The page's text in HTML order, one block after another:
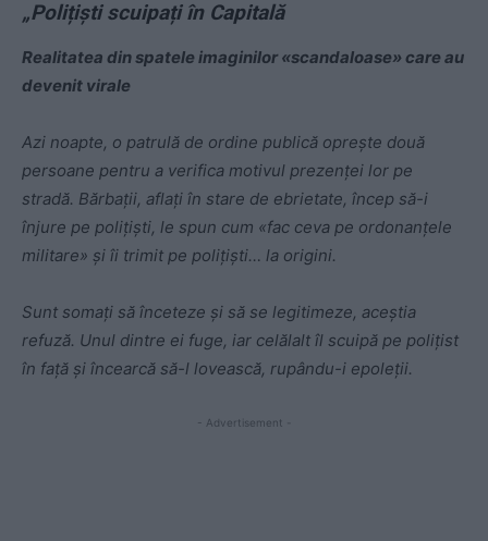
„Polițiști scuipați în Capitală
Realitatea din spatele imaginilor «scandaloase» care au
devenit virale
Azi noapte, o patrulă de ordine publică oprește două
persoane pentru a verifica motivul prezenței lor pe
stradă. Bărbații, aflați în stare de ebrietate, încep să-i
înjure pe polițiști, le spun cum «fac ceva pe ordonanțele
militare» și îi trimit pe polițiști… la origini.
Sunt somați să înceteze și să se legitimeze, aceștia
refuză. Unul dintre ei fuge, iar celălalt îl scuipă pe polițist
în față și încearcă să-l lovească, rupându-i epoleții.
- Advertisement -